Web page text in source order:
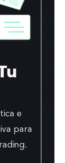
e
para